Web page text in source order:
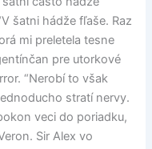
šatni hádže fľaše. Raz
mi preletela tesne
pre utorkové
“Nerobí to však
stratí nervy.
veci do poriadku,
Sir Alex vo